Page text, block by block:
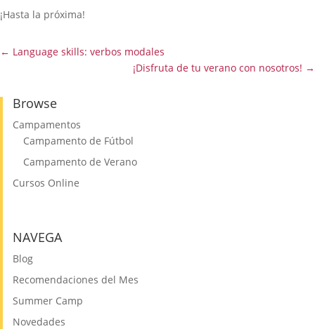
¡Hasta la próxima!
← Language skills: verbos modales
¡Disfruta de tu verano con nosotros! →
Browse
Campamentos
Campamento de Fútbol
Campamento de Verano
Cursos Online
NAVEGA
Blog
Recomendaciones del Mes
Summer Camp
Novedades